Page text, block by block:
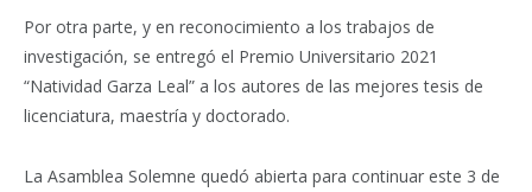
Por otra parte, y en reconocimiento a los trabajos de
investigación, se entregó el Premio Universitario 2021
“Natividad Garza Leal” a los autores de las mejores tesis de
licenciatura, maestría y doctorado.
La Asamblea Solemne quedó abierta para continuar este 3 de